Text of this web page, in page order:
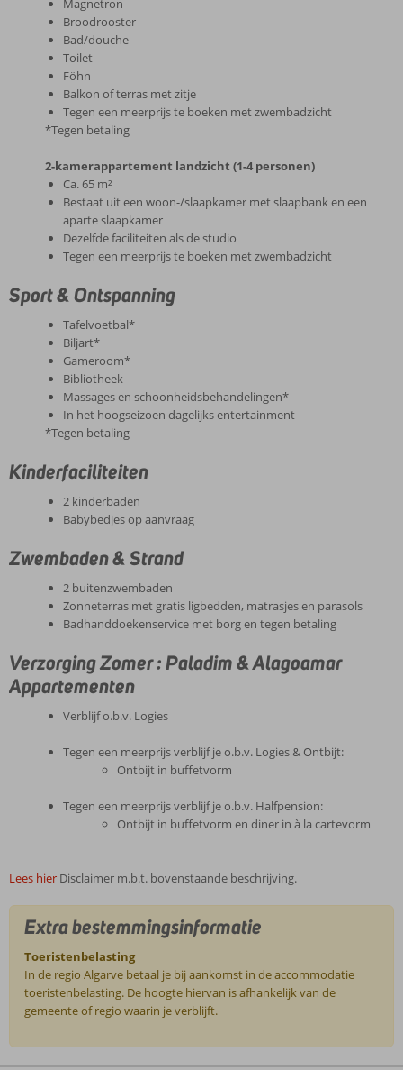
Magnetron
Broodrooster
Bad/douche
Toilet
Föhn
Balkon of terras met zitje
Tegen een meerprijs te boeken met zwembadzicht
*Tegen betaling
2-kamerappartement landzicht (1-4 personen)
Ca. 65 m²
Bestaat uit een woon-/slaapkamer met slaapbank en een
aparte slaapkamer
Dezelfde faciliteiten als de studio
Tegen een meerprijs te boeken met zwembadzicht
Sport & Ontspanning
Tafelvoetbal*
Biljart*
Gameroom*
Bibliotheek
Massages en schoonheidsbehandelingen*
In het hoogseizoen dagelijks entertainment
*Tegen betaling
Kinderfaciliteiten
2 kinderbaden
Babybedjes op aanvraag
Zwembaden & Strand
2 buitenzwembaden
Zonneterras met gratis ligbedden, matrasjes en parasols
Badhanddoekenservice met borg en tegen betaling
Verzorging Zomer : Paladim & Alagoamar
Appartementen
Verblijf o.b.v. Logies
Tegen een meerprijs verblijf je o.b.v. Logies & Ontbijt:
Ontbijt in buffetvorm
Tegen een meerprijs verblijf je o.b.v. Halfpension:
Ontbijt in buffetvorm en diner in à la cartevorm
Lees hier Disclaimer m.b.t. bovenstaande beschrijving.
Extra bestemmingsinformatie
Toeristenbelasting
In de regio Algarve betaal je bij aankomst in de accommodatie
toeristenbelasting. De hoogte hiervan is afhankelijk van de
gemeente of regio waarin je verblijft.